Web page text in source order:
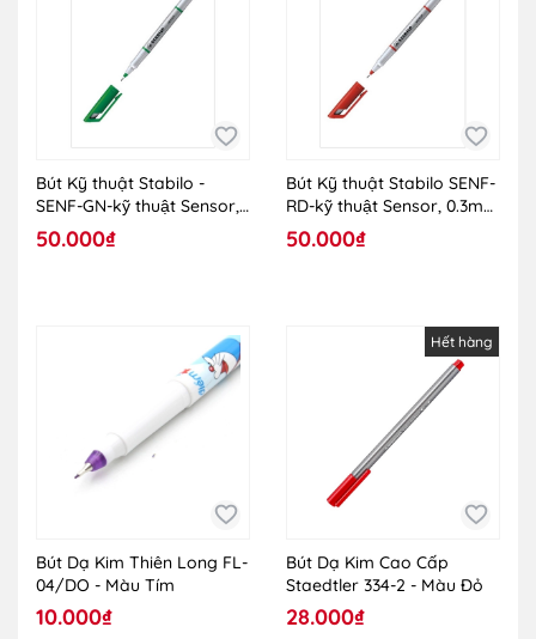
Bút Kỹ thuật Stabilo -
SENF-GN-kỹ thuật Sensor,
0.3mm - Màu Xanh Lá
50.000₫
Bút Kỹ thuật Stabilo SENF-
RD-kỹ thuật Sensor, 0.3mm
- Màu Đỏ
50.000₫
Bút Dạ Kim Thiên Long FL-
04/DO - Màu Tím
10.000₫
Hết hàng
Bút Dạ Kim Cao Cấp
Staedtler 334-2 - Màu Đỏ
28.000₫